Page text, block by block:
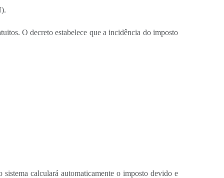
O decreto estabelece que a incidência do imposto
calculará automaticamente o imposto devido e